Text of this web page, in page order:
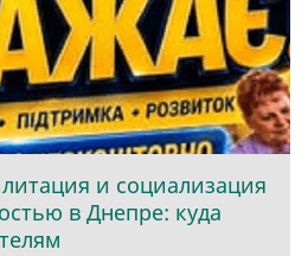
и социализация
в Днепре: куда